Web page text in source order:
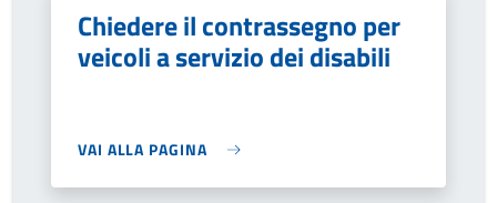
Chiedere il contrassegno per
veicoli a servizio dei disabili
VAI ALLA PAGINA